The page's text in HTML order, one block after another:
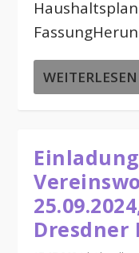
WEITERLESEN
Dresdner